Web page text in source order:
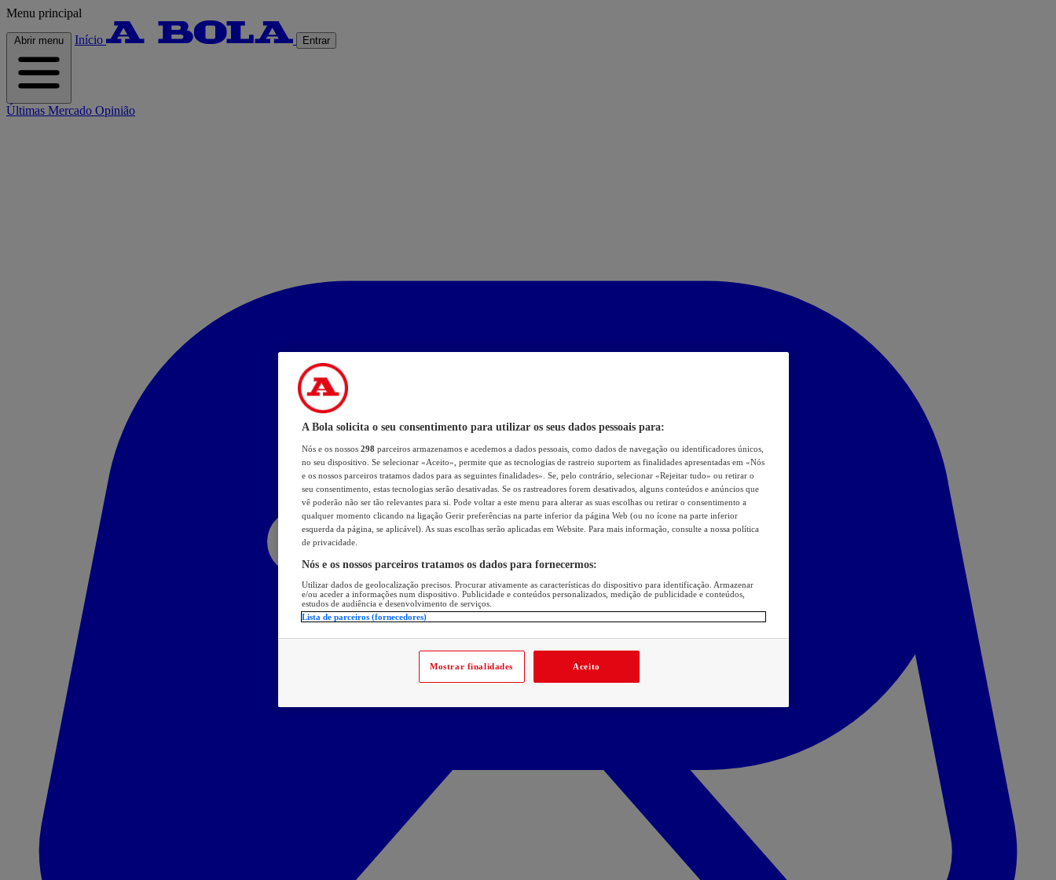
Menu principal
Abrir menu Início Entrar
Últimas Mercado Opinião
A Bola solicita o seu consentimento para utilizar os seus dados pessoais para:
Nós e os nossos 298 parceiros armazenamos e acedemos a dados pessoais, como dados de navegação ou identificadores únicos,
no seu dispositivo. Se selecionar «Aceito», permite que as tecnologias de rastreio suportem as finalidades apresentadas em «Nós
e os nossos parceiros tratamos dados para as seguintes finalidades». Se, pelo contrário, selecionar «Rejeitar tudo» ou retirar o
seu consentimento, estas tecnologias serão desativadas. Se os rastreadores forem desativados, alguns conteúdos e anúncios que
vê poderão não ser tão relevantes para si. Pode voltar a este menu para alterar as suas escolhas ou retirar o consentimento a
qualquer momento clicando na ligação Gerir preferências na parte inferior da página Web (ou no ícone na parte inferior
esquerda da página, se aplicável). As suas escolhas serão aplicadas em Website. Para mais informação, consulte a nossa política
de privacidade.
Nós e os nossos parceiros tratamos os dados para fornecermos:
Utilizar dados de geolocalização precisos. Procurar ativamente as características do dispositivo para identificação. Armazenar
e/ou aceder a informações num dispositivo. Publicidade e conteúdos personalizados, medição de publicidade e conteúdos,
estudos de audiência e desenvolvimento de serviços.
Lista de parceiros (fornecedores)
Mostrar finalidades Aceito